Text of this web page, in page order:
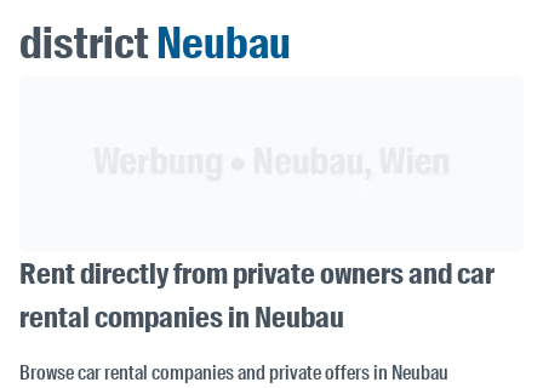
districtNeubau
Rent directly from private owners and car
rental companies in Neubau
Browse car rental companies and private offers in Neubau